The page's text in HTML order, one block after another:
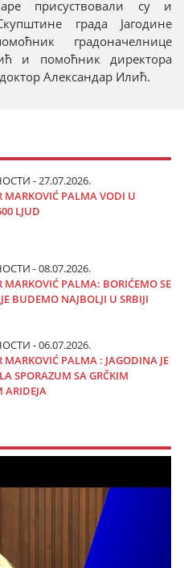
присуствовали су и
града Јагодине
градоначелнице
и помоћник директора
Александар Илић.
- 27.07.2026.
MARKOVIĆ PALMA VODI U
LJUD
- 08.07.2026.
MARKOVIĆ PALMA: BORIĆEMO SE
BUDEMO NAJBOLJI U SRBIJI
- 06.07.2026.
MARKOVIĆ PALMA : JAGODINA JE
SPORAZUM SA GRČKIM
ARIDEJA